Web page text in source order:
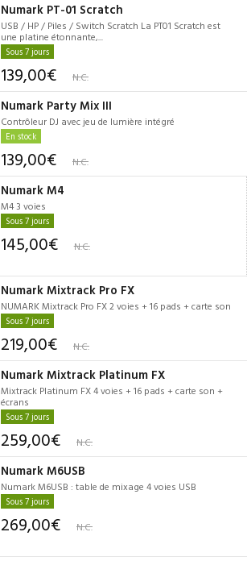
Numark PT-01 Scratch
USB / HP / Piles / Switch Scratch La PT01 Scratch est
une platine étonnante,...
Sous 7 jours
139,00€ N.C.
Numark Party Mix III
Contrôleur DJ avec jeu de lumière intégré
En stock
139,00€ N.C.
Numark M4
M4 3 voies
Sous 7 jours
145,00€ N.C.
Numark Mixtrack Pro FX
NUMARK Mixtrack Pro FX 2 voies + 16 pads + carte son
Sous 7 jours
219,00€ N.C.
Numark Mixtrack Platinum FX
Mixtrack Platinum FX 4 voies + 16 pads + carte son +
écrans
Sous 7 jours
259,00€ N.C.
Numark M6USB
Numark M6USB : table de mixage 4 voies USB
Sous 7 jours
269,00€ N.C.